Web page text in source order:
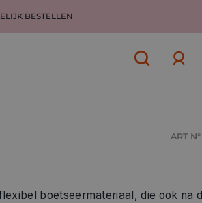
BESTELLEN
ART
boetseermateriaal, die ook na droging